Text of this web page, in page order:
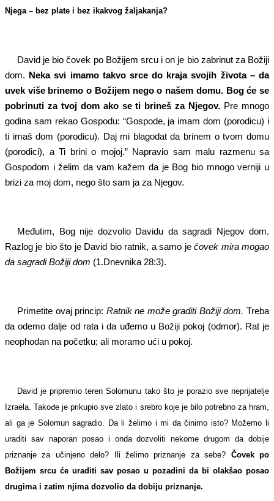
Njega – bez plate i bez ikakvog žaljakanja?
David je bio čovek po Božijem srcu i on je bio zabrinut za Božiji
dom. Neka svi imamo takvo srce do kraja svojih života – da
uvek više brinemo o Božijem nego o našem domu. Bog će se
pobrinuti za tvoj dom ako se ti brineš za Njegov. Pre mnogo
godina sam rekao Gospodu: “Gospode, ja imam dom (porodicu) i
ti imaš dom (porodicu). Daj mi blagodat da brinem o tvom domu
(porodici), a Ti brini o mojoj.” Napravio sam malu razmenu sa
Gospodom i želim da vam kažem da je Bog bio mnogo verniji u
brizi za moj dom, nego što sam ja za Njegov.
Međutim, Bog nije dozvolio Davidu da sagradi Njegov dom.
Razlog je bio što je David bio ratnik, a samo ječovek mira mogao
da sagradi Božiji dom (1.Dnevnika 28:3).
Primetite ovaj princip: Ratnik ne može graditi Božiji dom.Treba
da odemo dalje od rata i da uđemo u Božiji pokoj (odmor). Rat je
neophodan na početku; ali moramo ući u pokoj.
David je pripremio teren Solomunu tako što je porazio sve neprijatelje
Izraela. Takođe je prikupio sve zlato i srebro koje je bilo potrebno za hram,
ali ga je Solomun sagradio. Da li želimo i mi da činimo isto? Možemo li
uraditi sav naporan posao i onda dozvoliti nekome drugom da dobije
priznanje za učinjeno delo? Ili želimo priznanje za sebe? Čovek po
Božijem srcu će uraditi sav posao u pozadini da bi olakšao posao
drugima i zatim njima dozvolio da dobiju priznanje.